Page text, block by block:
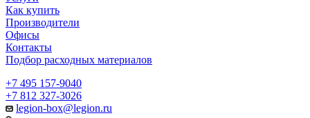
Как купить
Производители
Офисы
Контакты
Подбор расходных материалов
+7 495 157-9040
+7 812 327-3026
legion-box@legion.ru